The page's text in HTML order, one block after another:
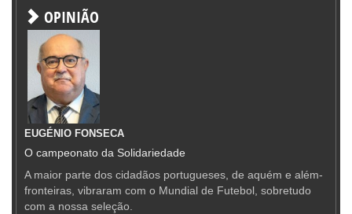
OPINIÃO
EUGÉNIO FONSECA
O campeonato da Solidariedade
A maior parte dos cidadãos portugueses, de aquém e além-
fronteiras, vibraram com o Mundial de Futebol, sobretudo
com a nossa seleção.